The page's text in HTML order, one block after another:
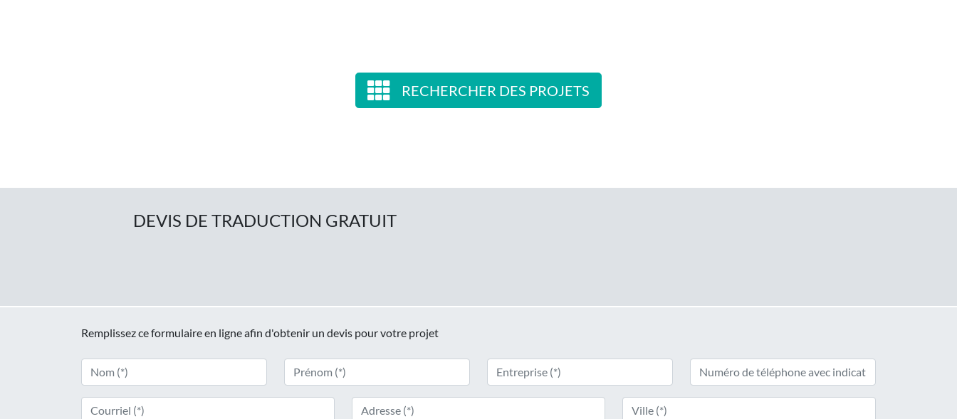
RECHERCHER DES PROJETS
DEVIS DE TRADUCTION GRATUIT
Remplissez ce formulaire en ligne afin d'obtenir un devis pour votre projet